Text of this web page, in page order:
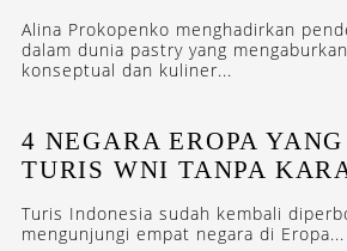
Alina Prokopenko menghadirkan
dalam dunia pastry yang
konseptual dan kuliner...
4 NEGARA EROPA
TURIS WNI TANPA
Turis Indonesia sudah kembali
mengunjungi empat negara di Eropa...